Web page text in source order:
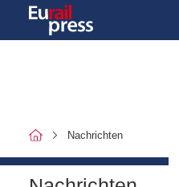
Nachrichten